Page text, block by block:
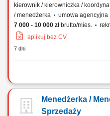
kierownik / kierowniczka /
/ menedżerka
umowa agencyjna
7 000 - 10 000 złbrutto/mies.
aplikuj bez CV
7 dni
Budowanie od podstaw oraz
pracowników w osiąganiu ich
wysoki poziom motywacji w
Menedżerka /
Sprzedaży